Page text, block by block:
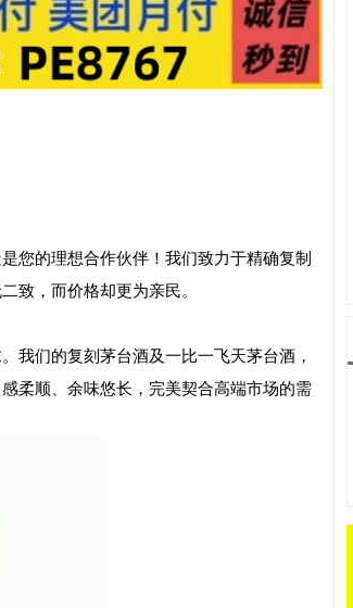
您的理想合作伙伴！我们致力于精确复制
致，而价格却更为亲民。
我们的复刻茅台酒及一比一飞天茅台酒，
柔顺、余味悠长，完美契合高端市场的需